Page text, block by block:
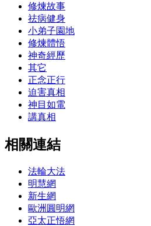
修煉故事
祛病健身
小弟子園地
修煉體悟
神奇經歷
其它
正念正行
迫害真相
神目如電
講真相
相關連結
法輪大法
明慧網
新生網
歐洲圓明網
亞太正悟網